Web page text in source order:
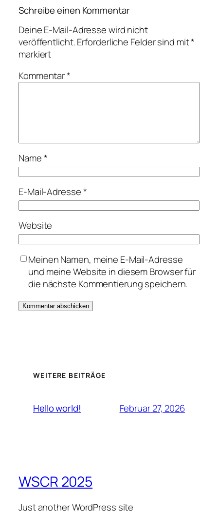
Schreibe einen Kommentar
Deine E-Mail-Adresse wird nicht
veröffentlicht.Erforderliche Felder sind mit*
markiert
Kommentar*
Name*
E-Mail-Adresse*
Website
Meinen Namen, meine E-Mail-Adresse
und meine Website in diesem Browser für
die nächste Kommentierung speichern.
WEITERE BEITRÄGE
Hello world! Februar 27, 2026
WSCR 2025
Just another WordPress site